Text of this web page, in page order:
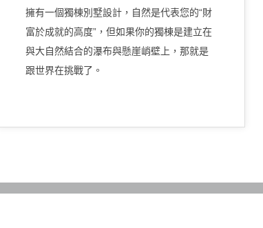
擁有一個獨棟別墅設計，自然是代表您的“財
富於成就的高度”，但如果你的獨棟是建立在
與大自然結合的瀑布與懸崖峭壁上，那就是
跟世界在挑戰了。